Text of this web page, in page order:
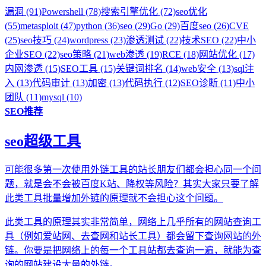
漏洞 (91)Powershell (78)搜索引擎优化 (72)seo优化
(55)metasploit (47)python (36)seo (29)Go (29)百度seo (26)CVE
(25)seo技巧 (24)wordpress (23)渗透测试 (22)技术SEO (22)中小
企业SEO (22)seo策略 (21)web渗透 (19)RCE (18)网站优化 (17)
内网渗透 (15)SEO工具 (15)关键词排名 (14)web安全 (13)sql注
入 (13)代码审计 (13)加密 (13)代码执行 (12)SEO诊断 (11)中小
团队 (11)mysql (10)
SEO推荐
seo超级工具
可能很多第一次使用外链工具的站长朋友们都会担心同一个问
题，就是会不会被百度K站、降权等风险？其实大家只要了解
此类工具批量增加外链的原理就不会担心这个问题。
此类工具的原理其实非常简单，网络上几乎所有的网站查询工
具（例如爱站网、去查网和站长工具）都会留下查询网站的外
链。你要是把网络上的每一个工具站都去查询一遍，就能为查